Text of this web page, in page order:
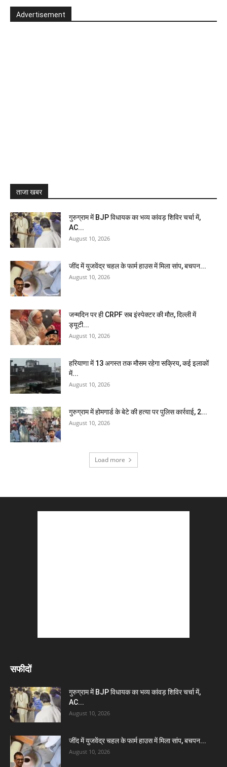
Advertisement
ताजा खबर
गुरुग्राम में BJP विधायक का भव्य कांवड़ शिविर चर्चा में,
AC...
August 10, 2026
जींद में युजवेंद्र चहल के फार्म हाउस में मिला सांप, बचपन...
August 10, 2026
जन्मदिन पर ही CRPF सब इंस्पेक्टर की मौत, दिल्ली में
ड्यूटी...
August 10, 2026
हरियाणा में 13 अगस्त तक मौसम रहेगा सक्रिय, कई इलाकों
में...
August 10, 2026
गुरुग्राम में होमगार्ड के बेटे की हत्या पर पुलिस कार्रवाई, 2...
August 10, 2026
Load more
सफीदों
गुरुग्राम में BJP विधायक का भव्य कांवड़ शिविर चर्चा में,
AC...
August 10, 2026
जींद में युजवेंद्र चहल के फार्म हाउस में मिला सांप, बचपन...
August 10, 2026